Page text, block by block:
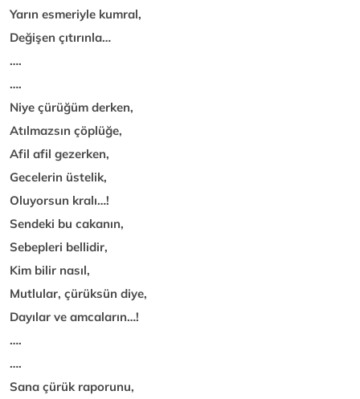
Yarın esmeriyle kumral,
Değişen çıtırınla…
….
….
Niye çürüğüm derken,
Atılmazsın çöplüğe,
Afil afil gezerken,
Gecelerin üstelik,
Oluyorsun kralı…!
Sendeki bu cakanın,
Sebepleri bellidir,
Kim bilir nasıl,
Mutlular, çürüksün diye,
Dayılar ve amcaların…!
….
….
Sana çürük raporunu,